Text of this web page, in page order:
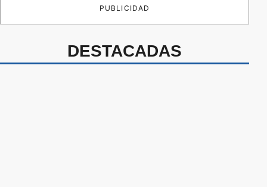
PUBLICIDAD
DESTACADAS